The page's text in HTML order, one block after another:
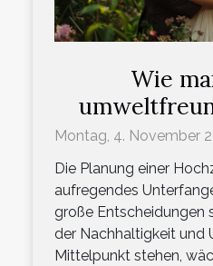
Wie
nachhaltige
Montag, 4. November
Die Planung einer
aufregendes
große Entscheidungen
der Nachhaltigkeit und
Mittelpunkt stehen,